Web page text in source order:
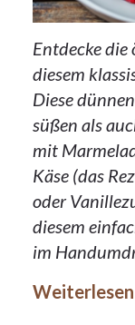
Entdecke
diesem
Diese
süßen als
mit
Käse (das
oder
diesem
im
Weiterlesen
25Okt.